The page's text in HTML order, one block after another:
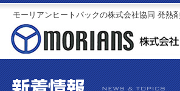
モーリアンヒートパックの株式会社協同 発熱剤